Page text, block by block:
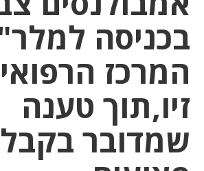
בכניסה
המרכז הרפואי
זיו,תוך טענה
שמדובר